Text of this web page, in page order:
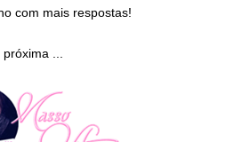
com mais respostas!
...